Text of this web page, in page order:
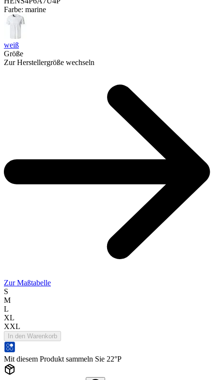
Farbe: marine
weiß
Größe
Zur Herstellergröße wechseln
Zur Maßtabelle
S
M
L
XL
XXL
In den Warenkorb
Mit diesem Produkt sammeln Sie 22°P